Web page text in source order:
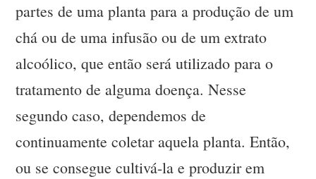
partes de uma planta para a produção de um
chá ou de uma infusão ou de um extrato
alcoólico, que então será utilizado para o
tratamento de alguma doença. Nesse
segundo caso, dependemos de
continuamente coletar aquela planta. Então,
ou se consegue cultivá-la e produzir em